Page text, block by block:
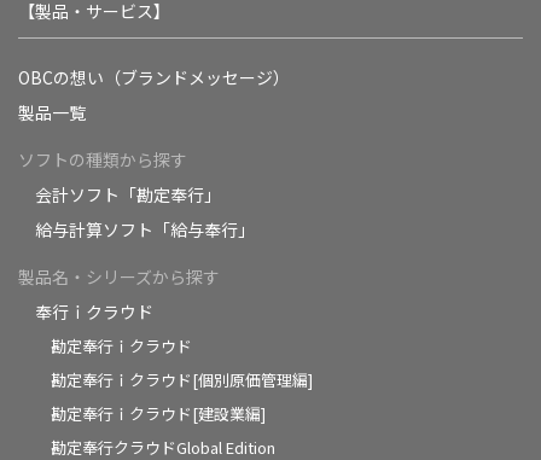
【製品・サービス】
OBCの想い（ブランドメッセージ）
製品一覧
ソフトの種類から探す
会計ソフト「勘定奉行」
給与計算ソフト「給与奉行」
製品名・シリーズから探す
奉行ｉクラウド
勘定奉行ｉクラウド
勘定奉行ｉクラウド[個別原価管理編]
勘定奉行ｉクラウド[建設業編]
勘定奉行クラウドGlobal Edition